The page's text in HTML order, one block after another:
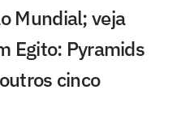
Mundial; veja
Egito: Pyramids
cinco